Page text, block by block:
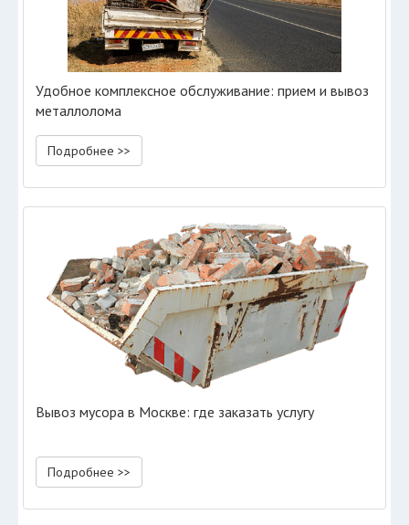
Удобное комплексное обслуживание: прием и вывоз
металлолома
Подробнее >>
Вывоз мусора в Москве: где заказать услугу
Подробнее >>